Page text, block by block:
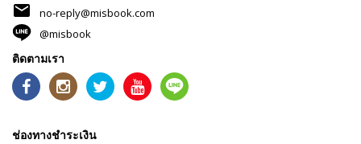
mail
no-reply@misbook.com
@misbook
ติดตามเรา
ช่องทางชำระเงิน